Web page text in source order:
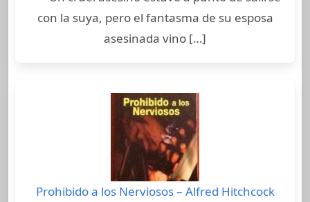
con la suya, pero el fantasma de su esposa
asesinada vino […]
Prohibido a los Nerviosos – Alfred Hitchcock